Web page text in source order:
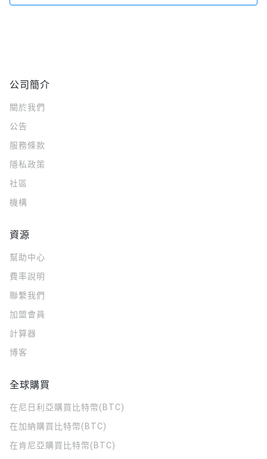
公司簡介
關於我們
公告
服務條款
隱私政策
社區
機構
資源
幫助中心
費率說明
聯繫我們
加盟會員
計算器
博客
全球購買
在尼日利亞購買比特幣(BTC)
在加納購買比特幣(BTC)
在肯尼亞購買比特幣(BTC)